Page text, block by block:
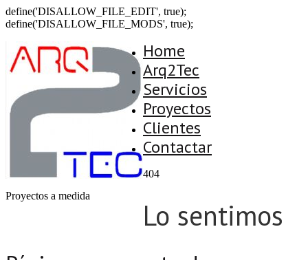
define('DISALLOW_FILE_EDIT', true);
define('DISALLOW_FILE_MODS', true);
Proyectos a medida
Home
Arq2Tec
Servicios
Proyectos
Clientes
Contactar
404
Lo sentimos